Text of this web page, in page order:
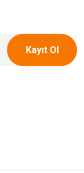
Kayıt Ol